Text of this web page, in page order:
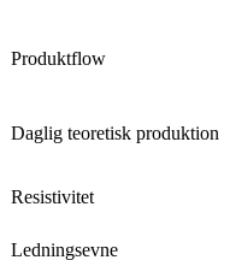
Produktflow
Daglig teoretisk produktion
Resistivitet
Ledningsevne